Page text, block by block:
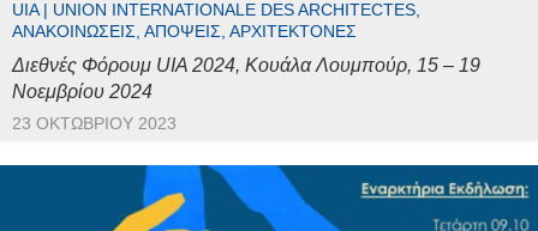
UIA | UNION INTERNATIONALE DES ARCHITECTES,
ΑΝΑΚΟΙΝΏΣΕΙΣ, ΑΠΌΨΕΙΣ, ΑΡΧΙΤΈΚΤΟΝΕΣ
Διεθνές Φόρουμ UIA 2024, Κουάλα Λουμπούρ, 15 – 19
Νοεμβρίου 2024
23 ΟΚΤΩΒΡΊΟΥ 2023